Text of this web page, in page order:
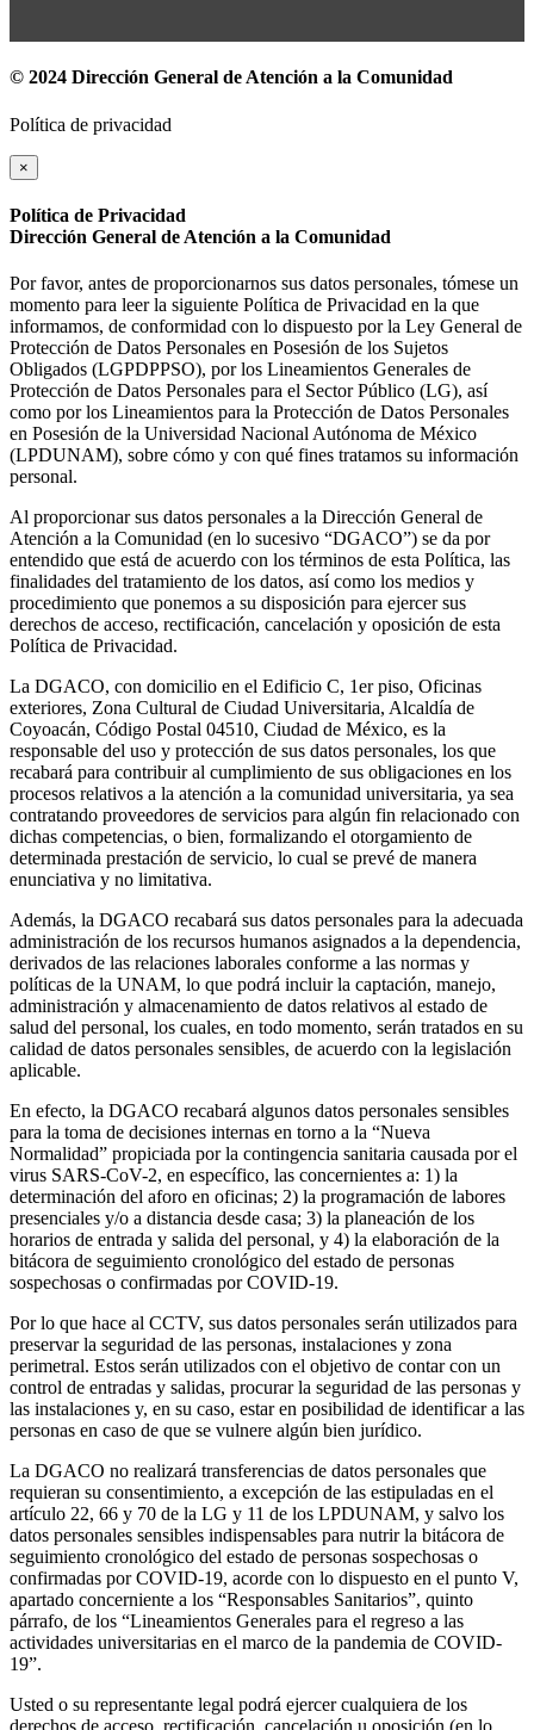
© 2024 Dirección General de Atención a la Comunidad
Política de privacidad
×
Política de Privacidad
Dirección General de Atención a la Comunidad
Por favor, antes de proporcionarnos sus datos personales, tómese un
momento para leer la siguiente Política de Privacidad en la que
informamos, de conformidad con lo dispuesto por la Ley General de
Protección de Datos Personales en Posesión de los Sujetos
Obligados (LGPDPPSO), por los Lineamientos Generales de
Protección de Datos Personales para el Sector Público (LG), así
como por los Lineamientos para la Protección de Datos Personales
en Posesión de la Universidad Nacional Autónoma de México
(LPDUNAM), sobre cómo y con qué fines tratamos su información
personal.
Al proporcionar sus datos personales a la Dirección General de
Atención a la Comunidad (en lo sucesivo “DGACO”) se da por
entendido que está de acuerdo con los términos de esta Política, las
finalidades del tratamiento de los datos, así como los medios y
procedimiento que ponemos a su disposición para ejercer sus
derechos de acceso, rectificación, cancelación y oposición de esta
Política de Privacidad.
La DGACO, con domicilio en el Edificio C, 1er piso, Oficinas
exteriores, Zona Cultural de Ciudad Universitaria, Alcaldía de
Coyoacán, Código Postal 04510, Ciudad de México, es la
responsable del uso y protección de sus datos personales, los que
recabará para contribuir al cumplimiento de sus obligaciones en los
procesos relativos a la atención a la comunidad universitaria, ya sea
contratando proveedores de servicios para algún fin relacionado con
dichas competencias, o bien, formalizando el otorgamiento de
determinada prestación de servicio, lo cual se prevé de manera
enunciativa y no limitativa.
Además, la DGACO recabará sus datos personales para la adecuada
administración de los recursos humanos asignados a la dependencia,
derivados de las relaciones laborales conforme a las normas y
políticas de la UNAM, lo que podrá incluir la captación, manejo,
administración y almacenamiento de datos relativos al estado de
salud del personal, los cuales, en todo momento, serán tratados en su
calidad de datos personales sensibles, de acuerdo con la legislación
aplicable.
En efecto, la DGACO recabará algunos datos personales sensibles
para la toma de decisiones internas en torno a la “Nueva
Normalidad” propiciada por la contingencia sanitaria causada por el
virus SARS-CoV-2, en específico, las concernientes a: 1) la
determinación del aforo en oficinas; 2) la programación de labores
presenciales y/o a distancia desde casa; 3) la planeación de los
horarios de entrada y salida del personal, y 4) la elaboración de la
bitácora de seguimiento cronológico del estado de personas
sospechosas o confirmadas por COVID-19.
Por lo que hace al CCTV, sus datos personales serán utilizados para
preservar la seguridad de las personas, instalaciones y zona
perimetral. Estos serán utilizados con el objetivo de contar con un
control de entradas y salidas, procurar la seguridad de las personas y
las instalaciones y, en su caso, estar en posibilidad de identificar a las
personas en caso de que se vulnere algún bien jurídico.
La DGACO no realizará transferencias de datos personales que
requieran su consentimiento, a excepción de las estipuladas en el
artículo 22, 66 y 70 de la LG y 11 de los LPDUNAM, y salvo los
datos personales sensibles indispensables para nutrir la bitácora de
seguimiento cronológico del estado de personas sospechosas o
confirmadas por COVID-19, acorde con lo dispuesto en el punto V,
apartado concerniente a los “Responsables Sanitarios”, quinto
párrafo, de los “Lineamientos Generales para el regreso a las
actividades universitarias en el marco de la pandemia de COVID-
19”.
Usted o su representante legal podrá ejercer cualquiera de los